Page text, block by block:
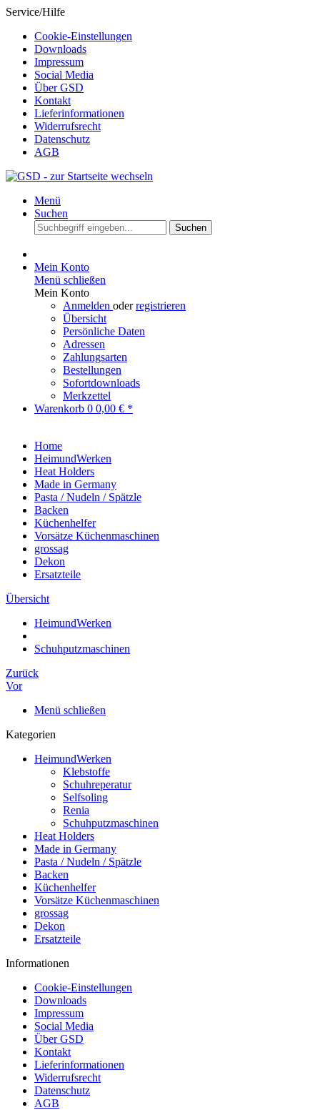
Service/Hilfe
Cookie-Einstellungen
Downloads
Impressum
Social Media
Über GSD
Kontakt
Lieferinformationen
Widerrufsrecht
Datenschutz
AGB
Menü
Suchen
Suchen
Mein Konto
Menü schließen
Mein Konto
Anmelden oderregistrieren
Übersicht
Persönliche Daten
Adressen
Zahlungsarten
Bestellungen
Sofortdownloads
Merkzettel
Warenkorb 0 0,00 € *
Home
HeimundWerken
Heat Holders
Made in Germany
Pasta / Nudeln / Spätzle
Backen
Küchenhelfer
Vorsätze Küchenmaschinen
grossag
Dekon
Ersatzteile
Übersicht
HeimundWerken
Schuhputzmaschinen
Zurück
Vor
Menü schließen
Kategorien
HeimundWerken
Klebstoffe
Schuhreperatur
Selfsoling
Renia
Schuhputzmaschinen
Heat Holders
Made in Germany
Pasta / Nudeln / Spätzle
Backen
Küchenhelfer
Vorsätze Küchenmaschinen
grossag
Dekon
Ersatzteile
Informationen
Cookie-Einstellungen
Downloads
Impressum
Social Media
Über GSD
Kontakt
Lieferinformationen
Widerrufsrecht
Datenschutz
AGB